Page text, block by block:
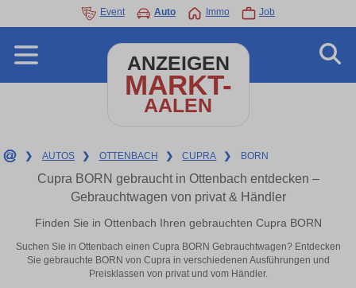
Event Auto Immo Job
ANZEIGEN
MARKT-
AALEN
❯ AUTOS ❯ OTTENBACH ❯ CUPRA ❯ BORN
Cupra BORN gebraucht in Ottenbach entdecken –
Gebrauchtwagen von privat & Händler
Finden Sie in Ottenbach Ihren gebrauchten Cupra BORN
Suchen Sie in Ottenbach einen Cupra BORN Gebrauchtwagen? Entdecken
Sie gebrauchte BORN von Cupra in verschiedenen Ausführungen und
Preisklassen von privat und vom Händler.